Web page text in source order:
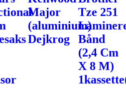
Major
(aluminium)
Dejkrog
Tze 251
Bånd
(2,4 Cm
X 8 M)